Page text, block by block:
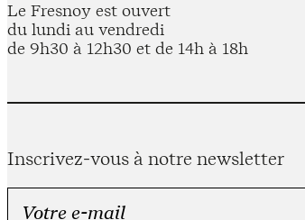
Le Fresnoy est ouvert
du lundi au vendredi
de 9h30 à 12h30 et de 14h à 18h
Inscrivez-vous à notre newsletter